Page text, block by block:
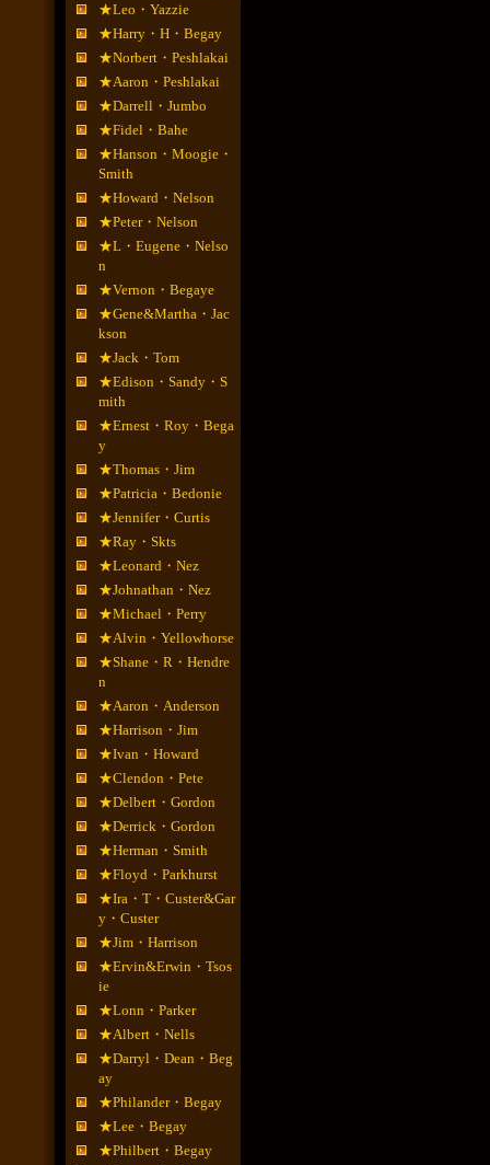
★Leo・Yazzie
★Harry・H・Begay
★Norbert・Peshlakai
★Aaron・Peshlakai
★Darrell・Jumbo
★Fidel・Bahe
★Hanson・Moogie・
Smith
★Howard・Nelson
★Peter・Nelson
★L・Eugene・Nelso
n
★Vernon・Begaye
★Gene&Martha・Jac
kson
★Jack・Tom
★Edison・Sandy・S
mith
★Ernest・Roy・Bega
y
★Thomas・Jim
★Patricia・Bedonie
★Jennifer・Curtis
★Ray・Skts
★Leonard・Nez
★Johnathan・Nez
★Michael・Perry
★Alvin・Yellowhorse
★Shane・R・Hendre
n
★Aaron・Anderson
★Harrison・Jim
★Ivan・Howard
★Clendon・Pete
★Delbert・Gordon
★Derrick・Gordon
★Herman・Smith
★Floyd・Parkhurst
★Ira・T・Custer&Gar
y・Custer
★Jim・Harrison
★Ervin&Erwin・Tsos
ie
★Lonn・Parker
★Albert・Nells
★Darryl・Dean・Beg
ay
★Philander・Begay
★Lee・Begay
★Philbert・Begay